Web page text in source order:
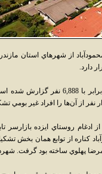
در کيلومتر 7 نور ـ محمودآباد از
دارد.
1384 خورشيدي از ادغام روستاي
کناره از توابع همان بخش